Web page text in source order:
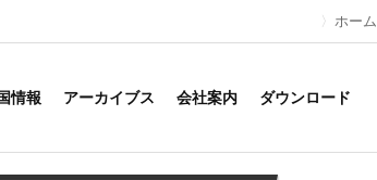
ホーム
情報 アーカイブス 会社案内 ダウンロード